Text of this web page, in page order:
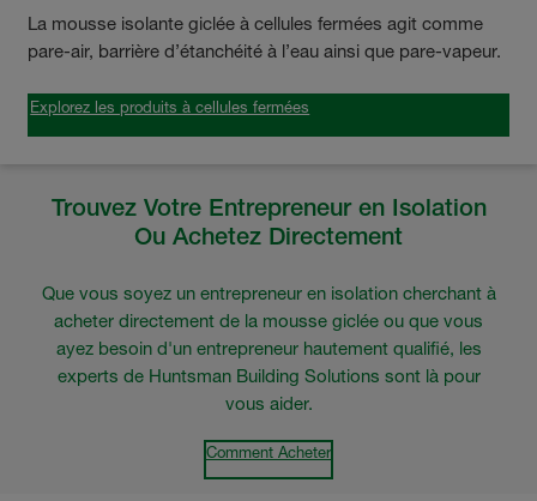
La mousse isolante giclée à cellules fermées agit comme
pare-air, barrière d’étanchéité à l’eau ainsi que pare-vapeur.
Explorez les produits à cellules fermées
Trouvez Votre Entrepreneur en Isolation
Ou Achetez Directement
Que vous soyez un entrepreneur en isolation cherchant à
acheter directement de la mousse giclée ou que vous
ayez besoin d'un entrepreneur hautement qualifié, les
experts de Huntsman Building Solutions sont là pour
vous aider.
Comment Acheter